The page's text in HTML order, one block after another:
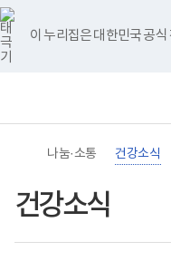
바
로
가
기
메
이 누리집은 대한민국 공
너
비
767px
이
하
영
홈
나눔·소통 건강소식
건강소식
유
튜
브
블
로
그
인
스
타
그
램
페
이
스
북